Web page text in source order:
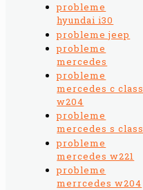
probleme
hyundai i30
probleme jeep
probleme
mercedes
probleme
mercedes c class
w204
probleme
mercedes s class
probleme
mercedes w221
probleme
merrcedes w204